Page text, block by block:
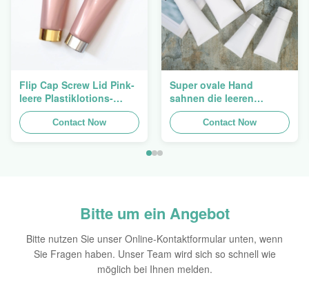
Flip Cap Screw Lid Pink-
leere Plastiklotions-
Pressungs-Rohre 200g
Contact Now
Super ovale Hand
sahnen die leeren
kosmetischen Rohre, die
5ml zu 150ml verpacken
Contact Now
Bitte um ein Angebot
Bitte nutzen Sie unser Online-Kontaktformular unten, wenn
Sie Fragen haben. Unser Team wird sich so schnell wie
möglich bei Ihnen melden.